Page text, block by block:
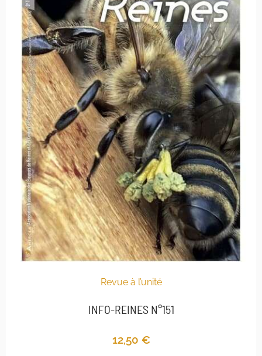
Revue à l’unité
INFO-REINES N°151
12,50 €